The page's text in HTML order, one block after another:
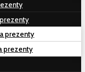
prezenty
prezenty